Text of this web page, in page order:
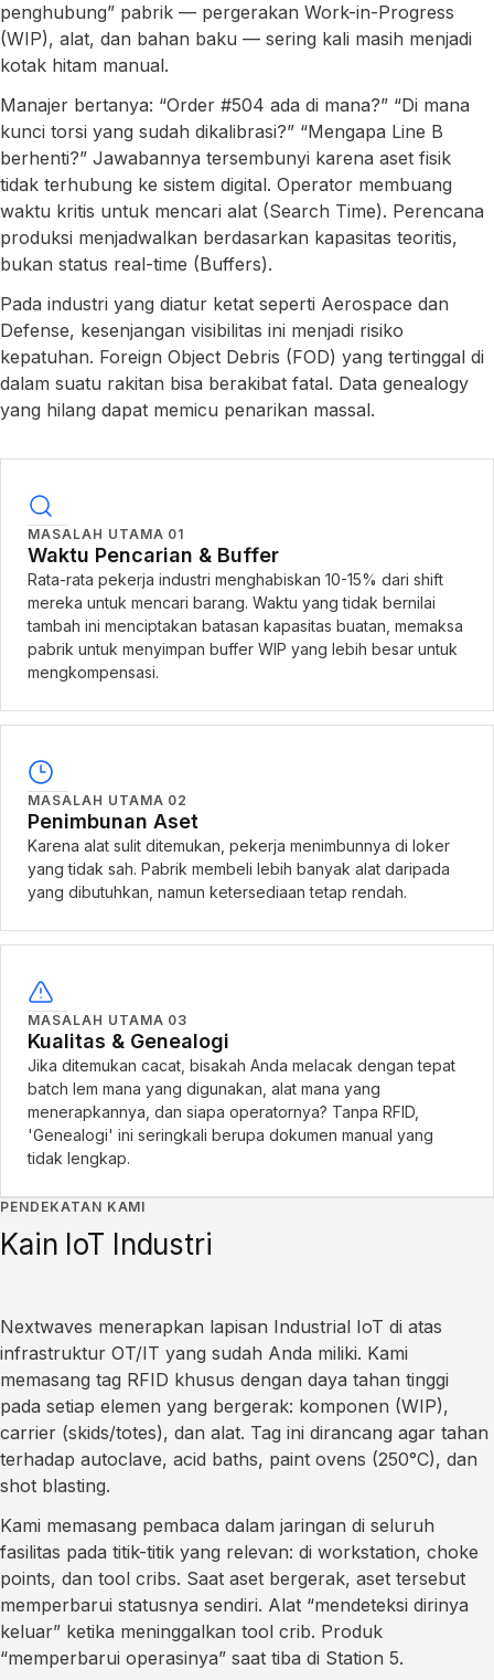
penghubung” pabrik — pergerakan Work-in-Progress
(WIP), alat, dan bahan baku — sering kali masih menjadi
kotak hitam manual.
Manajer bertanya: “Order #504 ada di mana?” “Di mana
kunci torsi yang sudah dikalibrasi?” “Mengapa Line B
berhenti?” Jawabannya tersembunyi karena aset fisik
tidak terhubung ke sistem digital. Operator membuang
waktu kritis untuk mencari alat (Search Time). Perencana
produksi menjadwalkan berdasarkan kapasitas teoritis,
bukan status real-time (Buffers).
Pada industri yang diatur ketat seperti Aerospace dan
Defense, kesenjangan visibilitas ini menjadi risiko
kepatuhan. Foreign Object Debris (FOD) yang tertinggal di
dalam suatu rakitan bisa berakibat fatal. Data genealogy
yang hilang dapat memicu penarikan massal.
MASALAH UTAMA 01
Waktu Pencarian & Buffer
Rata-rata pekerja industri menghabiskan 10-15% dari shift
mereka untuk mencari barang. Waktu yang tidak bernilai
tambah ini menciptakan batasan kapasitas buatan, memaksa
pabrik untuk menyimpan buffer WIP yang lebih besar untuk
mengkompensasi.
MASALAH UTAMA 02
Penimbunan Aset
Karena alat sulit ditemukan, pekerja menimbunnya di loker
yang tidak sah. Pabrik membeli lebih banyak alat daripada
yang dibutuhkan, namun ketersediaan tetap rendah.
MASALAH UTAMA 03
Kualitas & Genealogi
Jika ditemukan cacat, bisakah Anda melacak dengan tepat
batch lem mana yang digunakan, alat mana yang
menerapkannya, dan siapa operatornya? Tanpa RFID,
'Genealogi' ini seringkali berupa dokumen manual yang
tidak lengkap.
PENDEKATAN KAMI
Kain IoT Industri
Nextwaves menerapkan lapisan Industrial IoT di atas
infrastruktur OT/IT yang sudah Anda miliki. Kami
memasang tag RFID khusus dengan daya tahan tinggi
pada setiap elemen yang bergerak: komponen (WIP),
carrier (skids/totes), dan alat. Tag ini dirancang agar tahan
terhadap autoclave, acid baths, paint ovens (250°C), dan
shot blasting.
Kami memasang pembaca dalam jaringan di seluruh
fasilitas pada titik-titik yang relevan: di workstation, choke
points, dan tool cribs. Saat aset bergerak, aset tersebut
memperbarui statusnya sendiri. Alat “mendeteksi dirinya
keluar” ketika meninggalkan tool crib. Produk
“memperbarui operasinya” saat tiba di Station 5.